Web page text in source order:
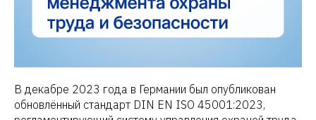
В декабре 2023 года в Германии был опубликован
обновлённый стандарт DIN EN ISO 45001:2023,